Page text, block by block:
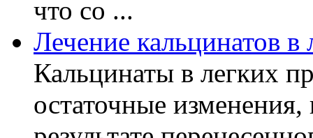
что со ...
Лечение кальцинатов
Кальцинаты в легких
остаточные